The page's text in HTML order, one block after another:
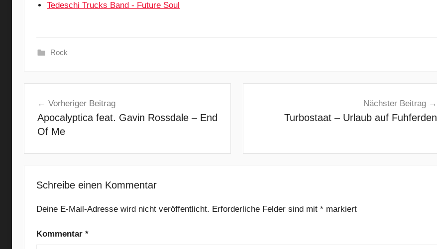
Tedeschi Trucks Band - Future Soul
Rock
a
n
u
r
t
n
B
Vorheriger Beitrag
Apocalyptica feat. Gavin Rossdale – End
Of Me
Nächster Beitrag
Turbostaat – Urlaub auf Fuhferden
Schreibe einen Kommentar
Deine E-Mail-Adresse wird nicht veröffentlicht. Erforderliche Felder sind mit * markiert
Kommentar *